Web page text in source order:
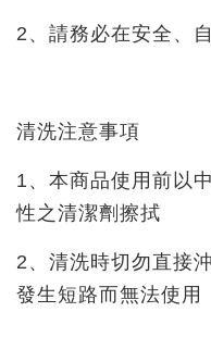
2、請務必在安全、
清洗注意事項
1、本商品使用前以
性之清潔劑擦拭
2、清洗時切勿直接
發生短路而無法使用